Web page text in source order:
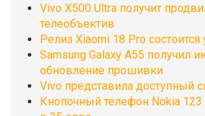
Vivo X500 Ultra получит
телеобъектив
Релиз Xiaomi 18 Pro
Samsung Galaxy A55 получил
обновление прошивки
Vivo представила доступный
Кнопочный телефон Nokia